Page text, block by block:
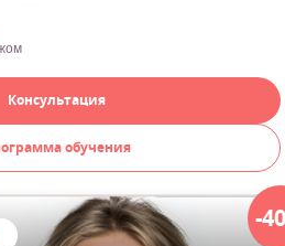
Консультация
обучения
-